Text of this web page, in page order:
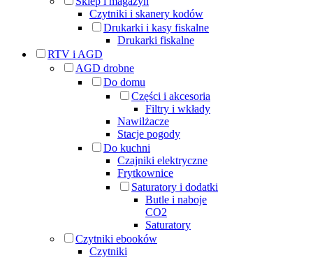
Czytniki i skanery kodów
Drukarki i kasy fiskalne
Drukarki fiskalne
RTV i AGD
AGD drobne
Do domu
Części i akcesoria
Filtry i wkłady
Nawilżacze
Stacje pogody
Do kuchni
Czajniki elektryczne
Frytkownice
Saturatory i dodatki
Butle i naboje
CO2
Saturatory
Czytniki ebooków
Czytniki